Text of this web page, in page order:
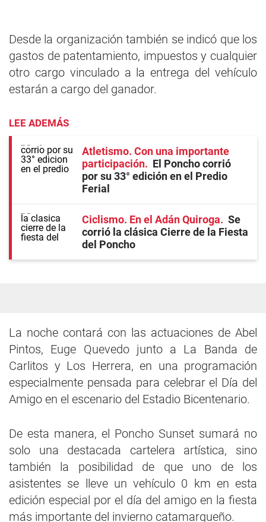
Desde la organización también se indicó que los
gastos de patentamiento, impuestos y cualquier
otro cargo vinculado a la entrega del vehículo
estarán a cargo del ganador.
LEE ADEMÁS
Atletismo. Con una importante
participación
El Poncho corrió
por su 33° edición en el Predio
Ferial
Ciclismo. En el Adán Quiroga
Se
corrió la clásica Cierre de la Fiesta
del Poncho
La noche contará con las actuaciones de Abel
Pintos, Euge Quevedo junto a La Banda de
Carlitos y Los Herrera, en una programación
especialmente pensada para celebrar el Día del
Amigo en el escenario del Estadio Bicentenario.
De esta manera, el Poncho Sunset sumará no
solo una destacada cartelera artística, sino
también la posibilidad de que uno de los
asistentes se lleve un vehículo 0 km en esta
edición especial por el día del amigo en la fiesta
más importante del invierno catamarqueño.